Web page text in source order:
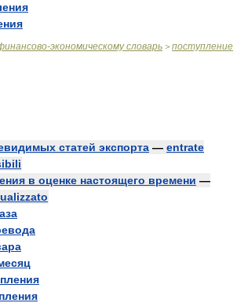
экономическому словарь > поступление
статей экспорта — entrate
в оценке настоящего времени —